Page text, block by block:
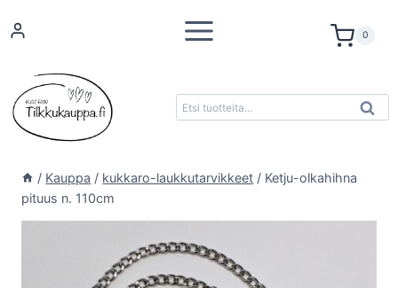
sisältöön
0
Etsi: Haku
/ Kauppa / kukkaro-laukkutarvikkeet / Ketju-olkahihna
pituus n. 110cm